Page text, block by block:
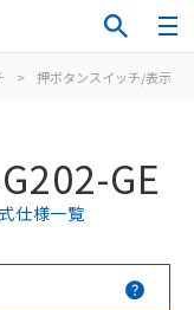
> 押ボタンスイッチ/表示灯
GE
仕様一覧